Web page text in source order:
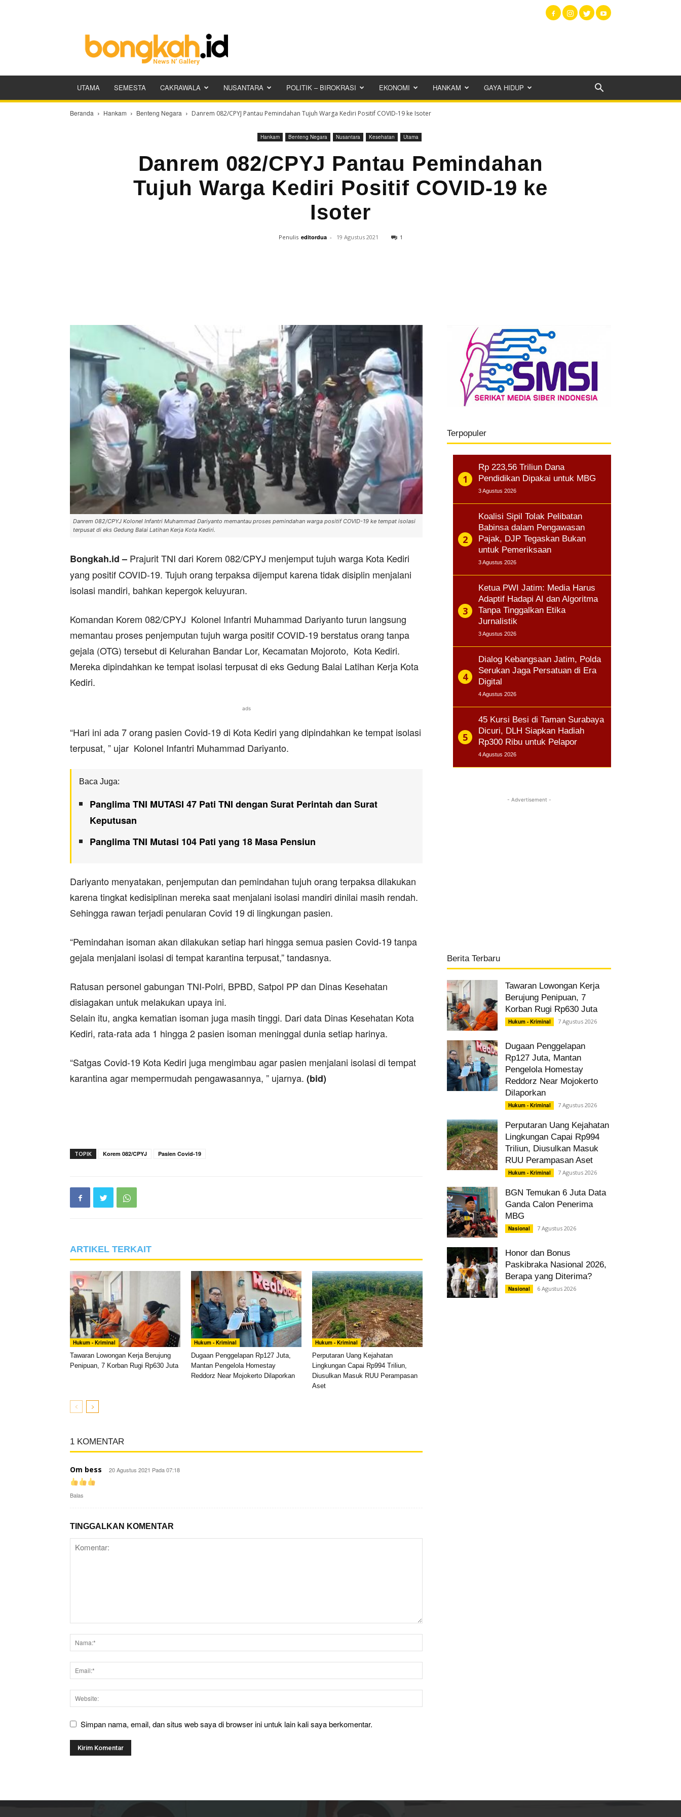
UTAMA SEMESTA CAKRAWALA NUSANTARA POLITIK – BIROKRASI EKONOMI HANKAM GAYA HIDUP
Beranda Hankam Benteng Negara Danrem 082/CPYJ Pantau Pemindahan Tujuh Warga Kediri Positif COVID-19 ke Isoter
Hankam Benteng Negara Nusantara Kesehatan Utama
Danrem 082/CPYJ Pantau Pemindahan
Tujuh Warga Kediri Positif COVID-19 ke
Isoter
Penulis editordua - 19 Agustus 2021 1
Danrem 082/CPYJ Kolonel Infantri Muhammad Dariyanto memantau proses pemindahan warga positif COVID-19 ke tempat isolasi
terpusat di eks Gedung Balai Latihan Kerja Kota Kediri.
Bongkah.id – Prajurit TNI dari Korem 082/CPYJ menjemput tujuh warga Kota Kediri
yang positif COVID-19. Tujuh orang terpaksa dijemput karena tidak disiplin menjalani
isolasi mandiri, bahkan kepergok keluyuran.
Komandan Korem 082/CPYJ Kolonel Infantri Muhammad Dariyanto turun langsung
memantau proses penjemputan tujuh warga positif COVID-19 berstatus orang tanpa
gejala (OTG) tersebut di Kelurahan Bandar Lor, Kecamatan Mojoroto, Kota Kediri.
Mereka dipindahkan ke tempat isolasi terpusat di eks Gedung Balai Latihan Kerja Kota
Kediri.
ads
“Hari ini ada 7 orang pasien Covid-19 di Kota Kediri yang dipindahkan ke tempat isolasi
terpusat, ” ujar Kolonel Infantri Muhammad Dariyanto.
Baca Juga:
Panglima TNI MUTASI 47 Pati TNI dengan Surat Perintah dan Surat
Keputusan
Panglima TNI Mutasi 104 Pati yang 18 Masa Pensiun
Dariyanto menyatakan, penjemputan dan pemindahan tujuh orang terpaksa dilakukan
karena tingkat kedisiplinan mereka saat menjalani isolasi mandiri dinilai masih rendah.
Sehingga rawan terjadi penularan Covid 19 di lingkungan pasien.
“Pemindahan isoman akan dilakukan setiap hari hingga semua pasien Covid-19 tanpa
gejala menjalani isolasi di tempat karantina terpusat,” tandasnya.
Ratusan personel gabungan TNI-Polri, BPBD, Satpol PP dan Dinas Kesehatan
disiagakan untuk melakukan upaya ini.
Selain itu, angka kematian isoman juga masih tinggi. Dari data Dinas Kesehatan Kota
Kediri, rata-rata ada 1 hingga 2 pasien isoman meninggal dunia setiap harinya.
“Satgas Covid-19 Kota Kediri juga mengimbau agar pasien menjalani isolasi di tempat
karantina agar mempermudah pengawasannya, ” ujarnya. (bid)
TOPIK Korem 082/CPYJ Pasien Covid-19
ARTIKEL TERKAIT
Hukum - Kriminal
Tawaran Lowongan Kerja Berujung
Penipuan, 7 Korban Rugi Rp630 Juta
Hukum - Kriminal
Dugaan Penggelapan Rp127 Juta,
Mantan Pengelola Homestay
Reddorz Near Mojokerto Dilaporkan
Hukum - Kriminal
Perputaran Uang Kejahatan
Lingkungan Capai Rp994 Triliun,
Diusulkan Masuk RUU Perampasan
Aset
1 KOMENTAR
Om bess 20 Agustus 2021 Pada 07:18
Balas
TINGGALKAN KOMENTAR
Simpan nama, email, dan situs web saya di browser ini untuk lain kali saya berkomentar.
Terpopuler
Rp 223,56 Triliun Dana
Pendidikan Dipakai untuk MBG
3 Agustus 2026
Koalisi Sipil Tolak Pelibatan
Babinsa dalam Pengawasan
Pajak, DJP Tegaskan Bukan
untuk Pemeriksaan
3 Agustus 2026
Ketua PWI Jatim: Media Harus
Adaptif Hadapi AI dan Algoritma
Tanpa Tinggalkan Etika
Jurnalistik
3 Agustus 2026
Dialog Kebangsaan Jatim, Polda
Serukan Jaga Persatuan di Era
Digital
4 Agustus 2026
45 Kursi Besi di Taman Surabaya
Dicuri, DLH Siapkan Hadiah
Rp300 Ribu untuk Pelapor
4 Agustus 2026
- Advertisement -
Berita Terbaru
Tawaran Lowongan Kerja
Berujung Penipuan, 7
Korban Rugi Rp630 Juta
Hukum - Kriminal 7 Agustus 2026
Dugaan Penggelapan
Rp127 Juta, Mantan
Pengelola Homestay
Reddorz Near Mojokerto
Dilaporkan
Hukum - Kriminal 7 Agustus 2026
Perputaran Uang Kejahatan
Lingkungan Capai Rp994
Triliun, Diusulkan Masuk
RUU Perampasan Aset
Hukum - Kriminal 7 Agustus 2026
BGN Temukan 6 Juta Data
Ganda Calon Penerima
MBG
Nasional 7 Agustus 2026
Honor dan Bonus
Paskibraka Nasional 2026,
Berapa yang Diterima?
Nasional 6 Agustus 2026